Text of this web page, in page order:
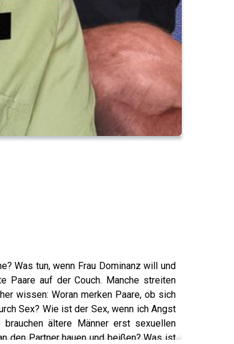
Was tun, wenn Frau Dominanz will und
Paare auf der Couch. Manche streiten
wissen: Woran merken Paare, ob sich
Sex? Wie ist der Sex, wenn ich Angst
ältere Männer erst sexuellen
den Partner hauen und beißen? Was ist